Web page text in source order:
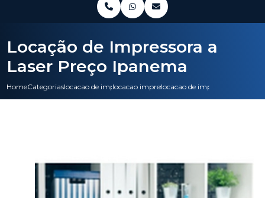
HomeCategoriaslocacao de impressoraslocacao impressora em canoaslocacao de impressora a laser
Locação de Impressora a
Laser Preço Ipanema